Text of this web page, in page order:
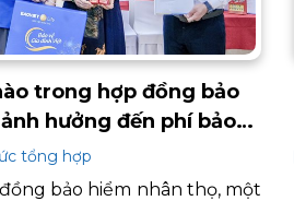
trong hợp đồng bảo
hưởng đến phí bảo
tổng hợp
bảo hiểm nhân thọ, một